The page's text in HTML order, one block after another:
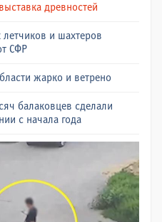
древностей
летчиков и шахтеров
СФР
жарко и ветрено
балаковцев сделали
с начала года